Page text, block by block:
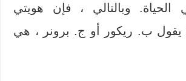
وبالتالي ، فإن هويتي
يقول ب. ريكور أو ج. برونر ، هي